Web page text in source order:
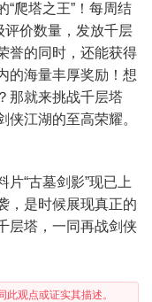
爬塔之王”！每周结
价数量，发放千层
誉的同时，还能获得
的海量丰厚奖励！想
那就来挑战千层塔
侠江湖的至高荣耀。
片“古墓剑影”现已上
，是时候展现真正的
层塔，一同再战剑侠
观点或证实其描述。